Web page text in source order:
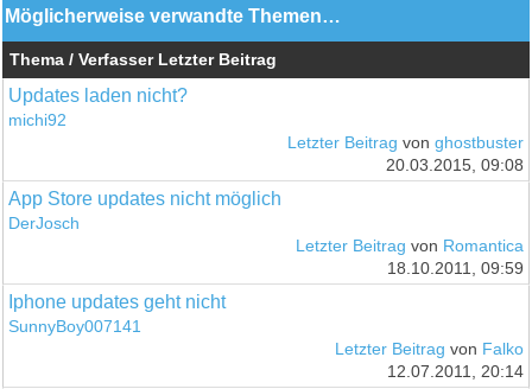
Möglicherweise verwandte Themen…
Thema / Verfasser Letzter Beitrag
Updates laden nicht?
michi92
Letzter Beitrag von ghostbuster
20.03.2015, 09:08
App Store updates nicht möglich
DerJosch
Letzter Beitrag von Romantica
18.10.2011, 09:59
Iphone updates geht nicht
SunnyBoy007141
Letzter Beitrag von Falko
12.07.2011, 20:14